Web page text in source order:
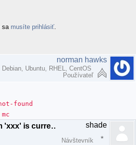
sa musíte prihlásiť
norman hawks
Debian, Ubuntu, RHEL, CentOS
Používateľ
found
Re: The program 'xxx' is currently not installed. Use... shade
Návštevník